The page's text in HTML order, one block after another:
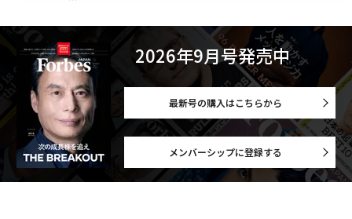
2026年9月号発売中
最新号の購入はこちらから
メンバーシップに登録する